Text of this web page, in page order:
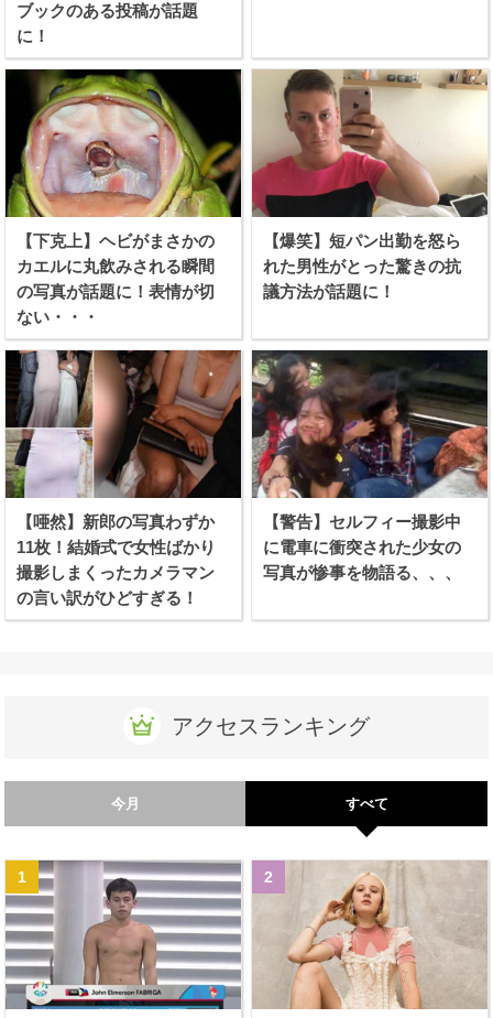
ブックのある投稿が話題
に！
【下克上】ヘビがまさかの
カエルに丸飲みされる瞬間
の写真が話題に！表情が切
ない・・・
【爆笑】短パン出勤を怒ら
れた男性がとった驚きの抗
議方法が話題に！
【唖然】新郎の写真わずか
11枚！結婚式で女性ばかり
撮影しまくったカメラマン
の言い訳がひどすぎる！
【警告】セルフィー撮影中
に電車に衝突された少女の
写真が惨事を物語る、、、
アクセスランキング
今月 すべて